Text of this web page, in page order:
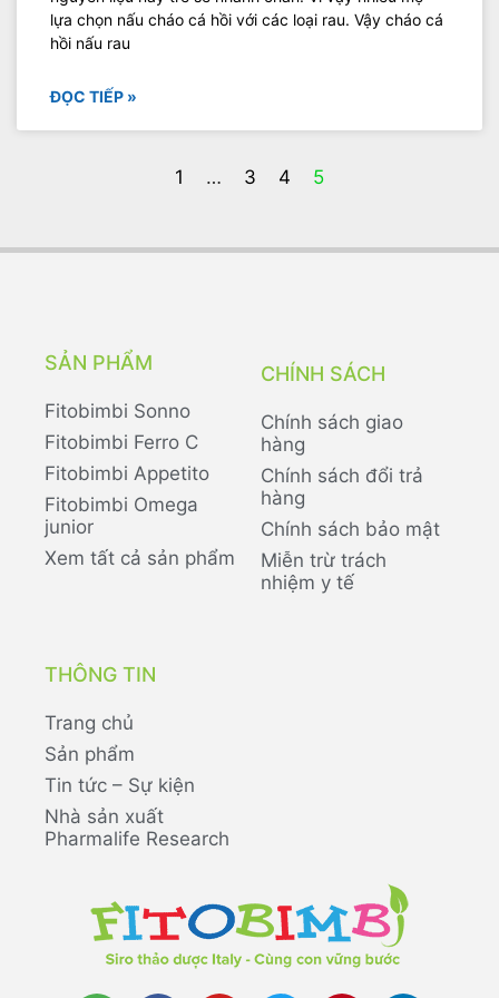
lựa chọn nấu cháo cá hồi với các loại rau. Vậy cháo cá
hồi nấu rau
ĐỌC TIẾP »
1 … 3 4 5
SẢN PHẨM
Fitobimbi Sonno
Fitobimbi Ferro C
Fitobimbi Appetito
Fitobimbi Omega
junior
Xem tất cả sản phẩm
CHÍNH SÁCH
Chính sách giao
hàng
Chính sách đổi trả
hàng
Chính sách bảo mật
Miễn trừ trách
nhiệm y tế
THÔNG TIN
Trang chủ
Sản phẩm
Tin tức – Sự kiện
Nhà sản xuất
Pharmalife Research